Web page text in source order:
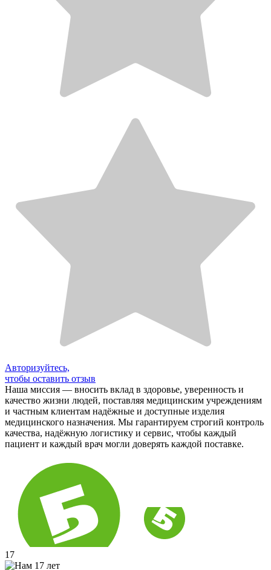
Авторизуйтесь,
чтобы оставить отзыв
Наша миссия — вносить вклад в здоровье, уверенность и
качество жизни людей, поставляя медицинским учреждениям
и частным клиентам надёжные и доступные изделия
медицинского назначения. Мы гарантируем строгий контроль
качества, надёжную логистику и сервис, чтобы каждый
пациент и каждый врач могли доверять каждой поставке.
17